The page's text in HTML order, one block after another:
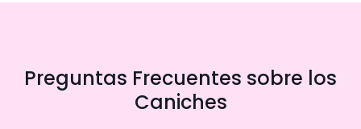
Preguntas Frecuentes sobre los
Caniches